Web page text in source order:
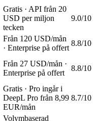
Gratis · API från 20
USD per miljon
tecken
9.0/10
Från 120 USD/mån
· Enterprise på offert
8.8/10
Från 27 USD/mån ·
Enterprise på offert
8.8/10
Gratis · Pro ingår i
DeepL Pro från 8,99
EUR/mån
8.7/10
Volymbaserad